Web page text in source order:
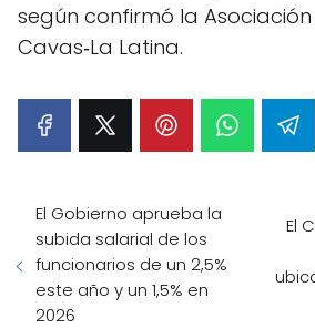
según confirmó la
Cavas‑La Latina.
El Gobierno aprueba la
subida salarial de los
funcionarios de un 2,5%
este año y un 1,5% en
2026
El